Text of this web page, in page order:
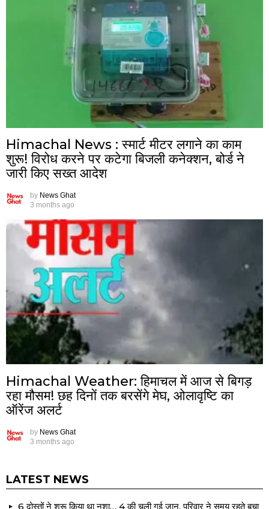
Himachal News : स्मार्ट मीटर लगाने का काम
शुरू! विरोध करने पर कटेगा बिजली कनेक्शन, बोर्ड ने
जारी किए सख्त आदेश
by News Ghat
3 months ago
Himachal Weather: हिमाचल में आज से बिगड़
रहा मौसम! छह दिनों तक बरसेंगे मेघ, ओलावृष्टि का
ऑरेंज अलर्ट
by News Ghat
3 months ago
LATEST NEWS
6 दोस्तों ने शुरू किया था नशा… 4 की चली गई जान, परिवार ने समय रहते बचा